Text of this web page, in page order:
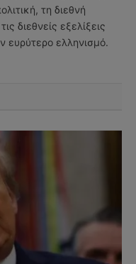
τη διεθνή
διεθνείς εξελίξεις
ευρύτερο ελληνισμό.